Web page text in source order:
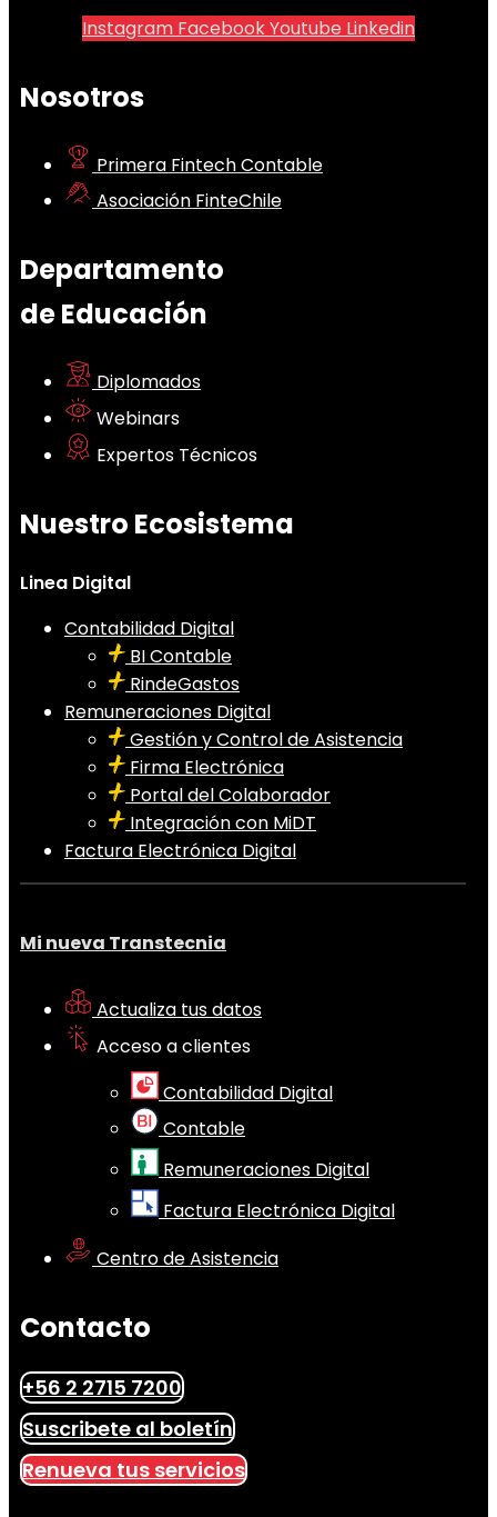
Instagram FacebookYoutube Linkedin
Nosotros
Primera Fintech Contable
Asociación FinteChile
Departamento
de Educación
Diplomados
Webinars
Expertos Técnicos
Nuestro Ecosistema
Linea Digital
Contabilidad Digital
BI Contable
RindeGastos
Remuneraciones Digital
Gestión y Control de Asistencia
Firma Electrónica
Portal del Colaborador
Integración con MiDT
Factura Electrónica Digital
Mi nueva Transtecnia
Actualiza tus datos
Acceso a clientes
Contabilidad Digital
Contable
Remuneraciones Digital
Factura Electrónica Digital
Centro de Asistencia
Contacto
+56 2 2715 7200
Suscribete al boletín
Renueva tus servicios